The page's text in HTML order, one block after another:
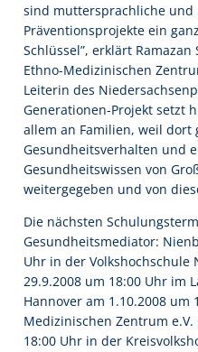
sind muttersprachliche und
Präventionsprojekte ein
Schlüssel”, erklärt
Ethno-Medizinischen
Leiterin des
Generationen-Projekt setzt
allem an Familien, weil dort
Gesundheitsverhalten und
Gesundheitswissen von
weitergegeben und von
Die nächsten
Gesundheitsmediator:
Uhr in der Volkshochschule
29.9.2008 um 18:00 Uhr im
Hannover am 1.10.2008 um
Medizinischen Zentrum
18:00 Uhr in der